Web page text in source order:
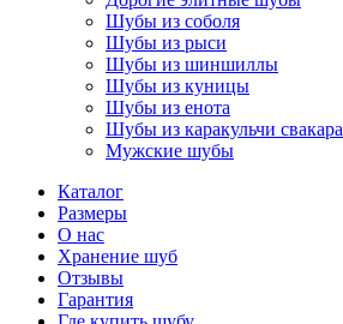
Шубы из соболя
Шубы из рыси
Шубы из шиншиллы
Шубы из куницы
Шубы из енота
Шубы из каракульчи свакара
Мужские шубы
Каталог
Размеры
О нас
Хранение шуб
Отзывы
Гарантия